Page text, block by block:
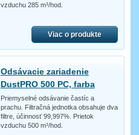
vzduchu 285 m³/hod.
Viac o produkte
Odsávacie zariadenie
DustPRO 500 PC, farba
Priemyselné odsávanie častíc a
prachu. Filtračná jednotka obsahuje dva
filtre, účinnosť 99,997%. Prietok
vzduchu 500 m³/hod.